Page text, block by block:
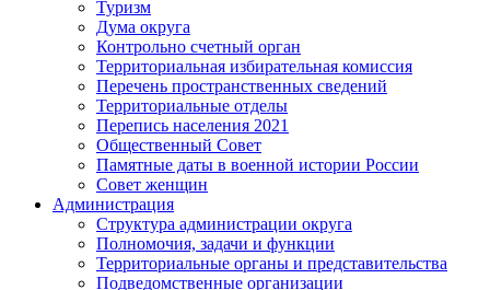
Туризм
Дума округа
Контрольно счетный орган
Территориальная избирательная комиссия
Перечень пространственных сведений
Территориальные отделы
Перепись населения 2021
Общественный Совет
Памятные даты в военной истории России
Совет женщин
Администрация
Структура администрации округа
Полномочия, задачи и функции
Территориальные органы и представительства
Подведомственные организации